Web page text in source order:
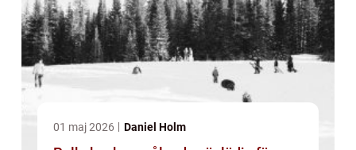
01 maj 2026 Daniel Holm